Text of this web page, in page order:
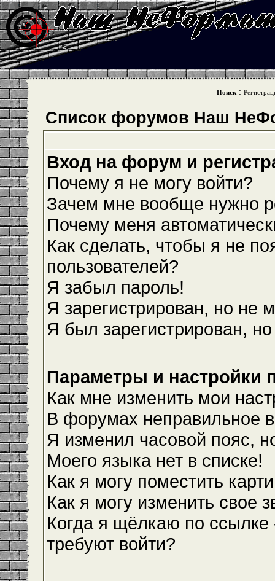
Поиск :
Список форумов Наш
Вход на форум и
Почему я не могу войти?
Зачем мне вообще нужно
Почему меня
Как сделать, чтобы я не
пользователей?
Я забыл пароль!
Я зарегистрирован, но не
Я был зарегистрирован,
Параметры и настройки
Как мне изменить мои
В форумах неправильное
Я изменил часовой пояс,
Моего языка нет в списке!
Как я могу поместить
Как я могу изменить свое
Когда я щёлкаю по ссылке
требуют войти?